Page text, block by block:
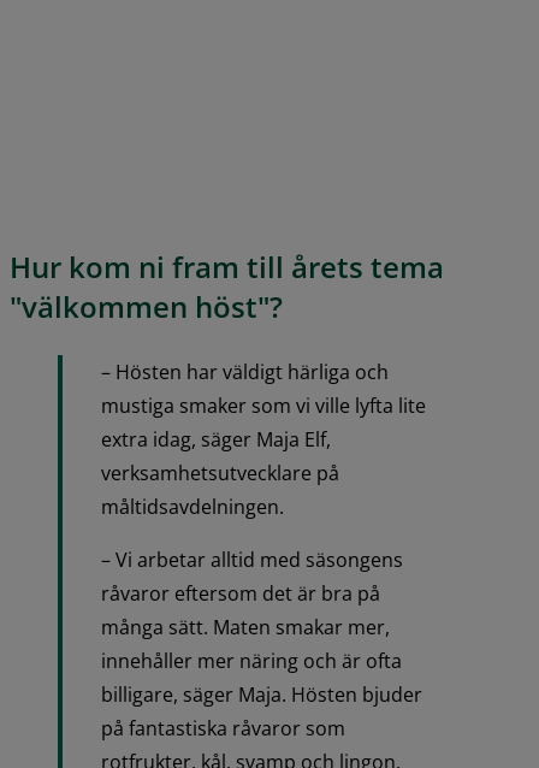
Hur kom ni fram till årets tema
"välkommen höst"?
– Hösten har väldigt härliga och
mustiga smaker som vi ville lyfta lite
extra idag, säger Maja Elf,
verksamhetsutvecklare på
måltidsavdelningen.
– Vi arbetar alltid med säsongens
råvaror eftersom det är bra på
många sätt. Maten smakar mer,
innehåller mer näring och är ofta
billigare, säger Maja. Hösten bjuder
på fantastiska råvaror som
rotfrukter, kål, svamp och lingon.